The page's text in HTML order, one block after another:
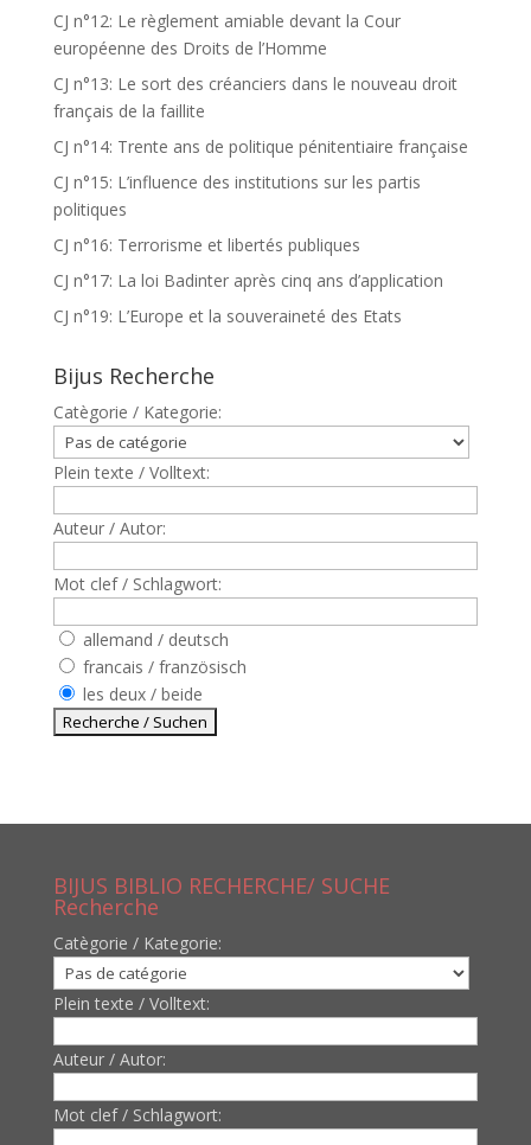
CJ n°12: Le règlement amiable devant la Cour
européenne des Droits de l’Homme
CJ n°13: Le sort des créanciers dans le nouveau droit
français de la faillite
CJ n°14: Trente ans de politique pénitentiaire française
CJ n°15: L’influence des institutions sur les partis
politiques
CJ n°16: Terrorisme et libertés publiques
CJ n°17: La loi Badinter après cinq ans d’application
CJ n°19: L’Europe et la souveraineté des Etats
Bijus Recherche
Catègorie / Kategorie:
Plein texte / Volltext:
Auteur / Autor:
Mot clef / Schlagwort:
allemand / deutsch
francais / französisch
les deux / beide
BIJUS BIBLIO RECHERCHE/ SUCHE
Recherche
Catègorie / Kategorie:
Plein texte / Volltext:
Auteur / Autor:
Mot clef / Schlagwort: